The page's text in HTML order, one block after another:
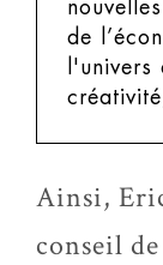
de
Ainsi,
conseil